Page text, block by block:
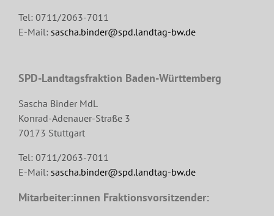
Tel: 0711/2063-7011
E-Mail: sascha.binder@spd.landtag-bw.de
SPD-Landtagsfraktion Baden-Württemberg
Sascha Binder MdL
Konrad-Adenauer-Straße 3
70173 Stuttgart
Tel: 0711/2063-7011
E-Mail: sascha.binder@spd.landtag-bw.de
Mitarbeiter:innen Fraktionsvorsitzender: